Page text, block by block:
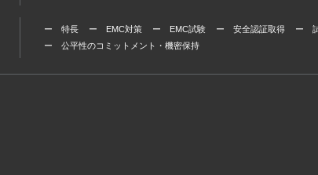
ー 特長 ー EMC対策 ー EMC試験 ー 安全認証取得 ー
ー 公平性のコミットメント・機密保持